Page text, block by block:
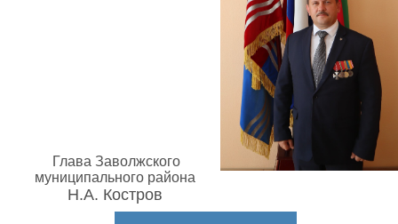
Глава Заволжского
муниципального района
Н.А. Костров